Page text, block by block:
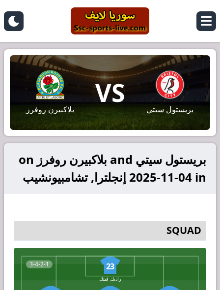
بريستول سيتي
VS
بلاكبيرن روفرز
بريستول سيتي and بلاكبيرن روفرز on
2025-11-04 in إنجلترا, تشامبيونشيب
SQUAD
3-4-2-1 23
راديك فيتك